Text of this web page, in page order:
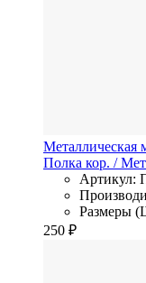
Металлическая
Полка кор. /
Артикул:
Размеры
250 ₽